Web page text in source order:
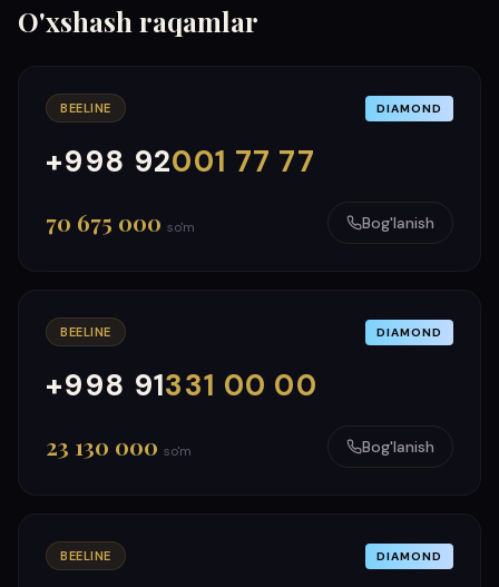
O'xshash raqamlar
BEELINE DIAMOND
+998 92001 77 77
000
999
70 675 000 so'm Bog'lanish
BEELINE DIAMOND
+998 91331 00 00
000
999
23 130 000 so'm Bog'lanish
BEELINE DIAMOND